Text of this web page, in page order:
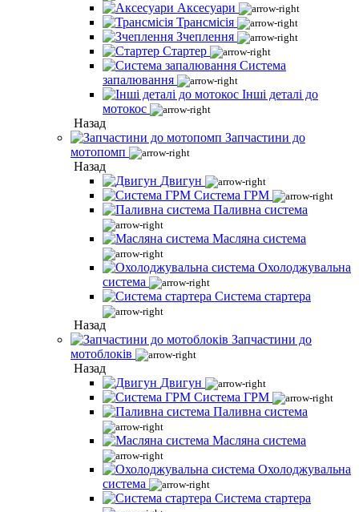
Аксесуари
Трансмісія
Зчеплення
Стартер
Система
запалювання
Інші деталі до
мотокос
Назад
Запчастини до
мотопомп
Назад
Двигун
Система ГРМ
Паливна система
Масляна система
Охолоджувальна
система
Система стартера
Назад
Запчастини до
мотоблоків
Назад
Двигун
Система ГРМ
Паливна система
Масляна система
Охолоджувальна
система
Система стартера